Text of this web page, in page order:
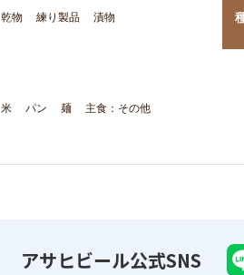
乾物 練り製品 漬物
米 パン 麺 主食：その他
アサヒビール公式SNS